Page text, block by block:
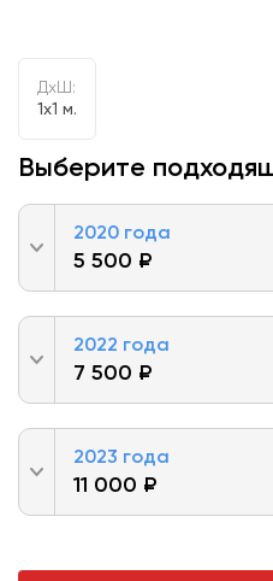
ДxШ:
1x1 м.
Выберите
2020 года
5 500 ₽
2022 года
7 500 ₽
2023 года
11 000 ₽